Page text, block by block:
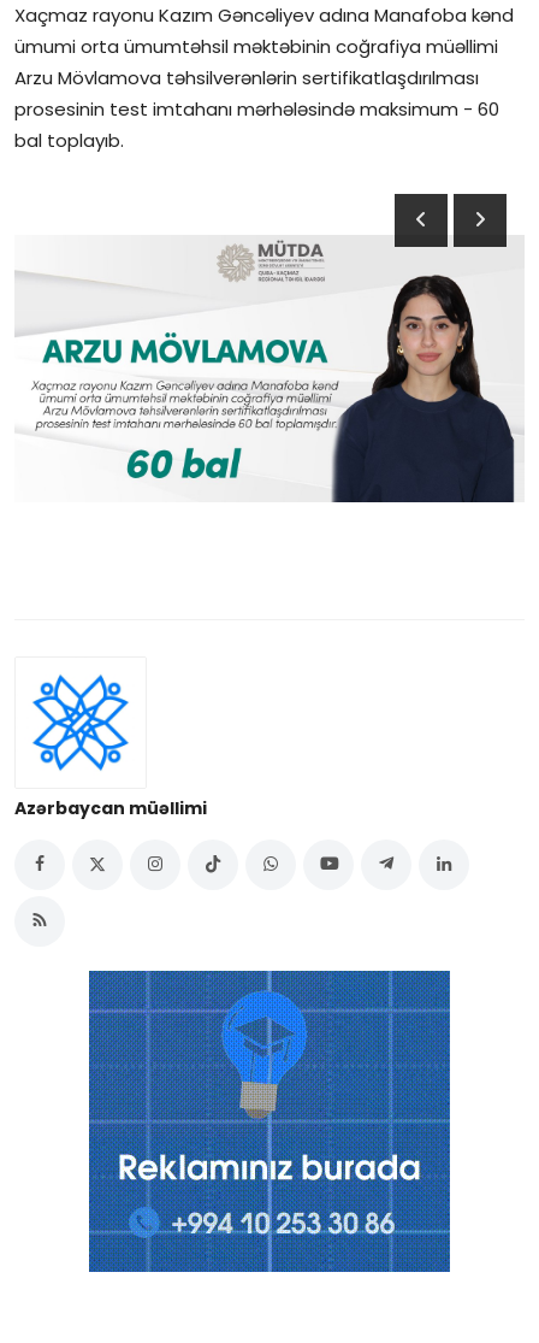
Xaçmaz rayonu Kazım Gəncəliyev adına Manafoba kənd
ümumi orta ümumtəhsil məktəbinin coğrafiya müəllimi
Arzu Mövlamova təhsilverənlərin sertifikatlaşdırılması
prosesinin test imtahanı mərhələsində maksimum - 60
bal toplayıb.
Azərbaycan müəllimi